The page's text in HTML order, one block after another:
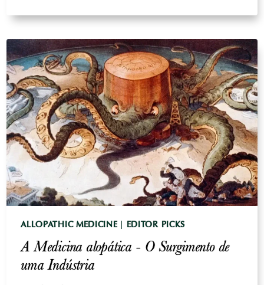
RELATÓRIO
DE
INTERESSE
ESPECIAL
E
A
SUPRESSÃO
DA
CIÊNCIA
ALLOPATHIC MEDICINE EDITOR PICKS
A Medicina alopática - O Surgimento de
uma Indústria